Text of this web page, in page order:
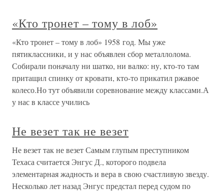
«Кто тронет – тому в лоб»
«Кто тронет – тому в лоб» 1958 год. Мы уже
пятиклассники, и у нас объявлен сбор металлолома.
Собирали поначалу ни шатко, ни валко: ну, кто-то там
притащил спинку от кровати, кто-то прикатил ржавое
колесо.Но тут объявили соревнование между классами.А
у нас в классе учились
Не везет так не везет
Не везет так не везет Самым глупым преступником
Техаса считается Энгус Д., которого подвела
элементарная жадность и вера в свою счастливую звезду.
Несколько лет назад Энгус предстал перед судом по